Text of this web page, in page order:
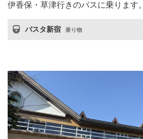
伊香保・草津行きのバスに乗ります。
バスタ新宿 乗り物